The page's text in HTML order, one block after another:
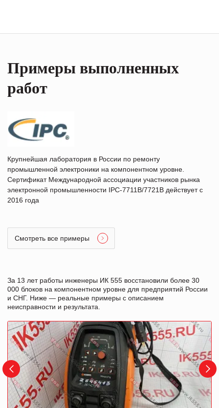
Примеры выполненных
работ
Крупнейшая лаборатория в России по ремонту
промышленной электроники на компонентном уровне.
Сертификат Международной ассоциации участников рынка
электронной промышленности IPC-7711B/7721B действует с
2016 года
Смотреть все примеры
За 13 лет работы инженеры ИК 555 восстановили более 30
000 блоков на компонентном уровне для предприятий России
и СНГ. Ниже — реальные примеры с описанием
неисправности и результата.